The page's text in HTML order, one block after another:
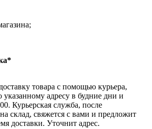
товара с помощью курьера,
указанному адресу в будние дни и
Курьерская служба, после
склад, свяжется с вами и предложит
доставки. Уточнит адрес.